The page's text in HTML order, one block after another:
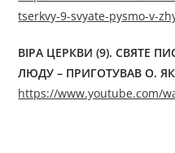
tserkvy-9-svyate-pysmo-v-
ВІРА ЦЕРКВИ (9). СВЯТЕ
ЛЮДУ – ПРИГОТУВАВ О.
https://www.youtube.com/